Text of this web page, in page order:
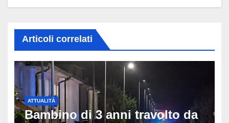
Articoli correlati
ATTUALITÀ
Bambino di 3 anni travolto da